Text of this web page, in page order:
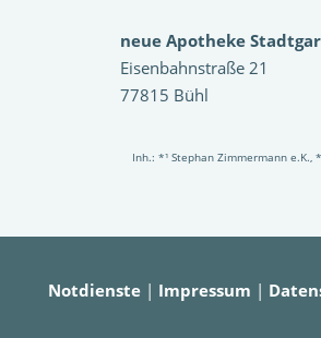
neue Apotheke
Eisenbahnstraße 21
77815 Bühl
Inh.: *¹ Stephan Zimmermann e.K.,
Notdienste | Impressum |